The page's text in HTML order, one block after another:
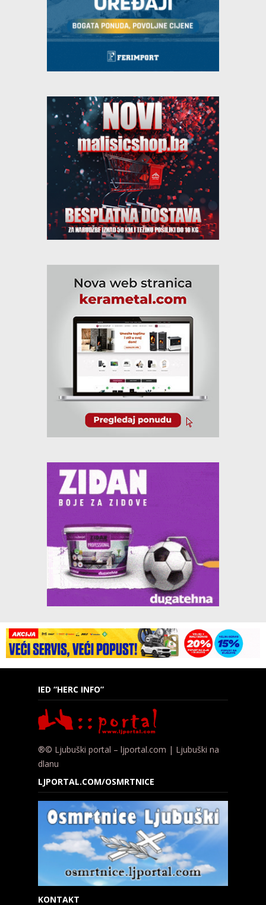
IED “HERC INFO”
®© Ljubuški portal – ljportal.com | Ljubuški na
dlanu
LJPORTAL.COM/OSMRTNICE
KONTAKT